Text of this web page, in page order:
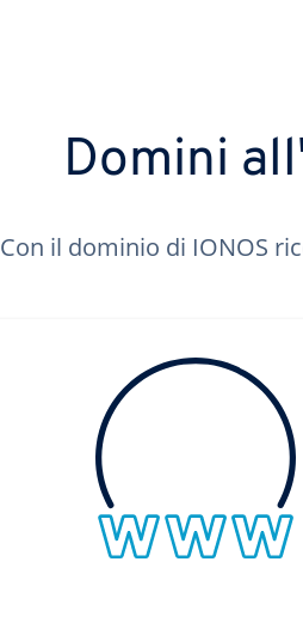
Domini
Con il dominio di IONOS